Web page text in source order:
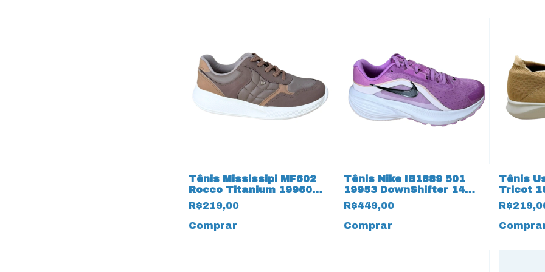
Tênis Mississipi MF602
Rocco Titanium 19960
Amêndoa
R$219,00
Comprar
Tênis Nike IB1889 501
19953 DownShifter 14
Lilás
R$449,00
Comprar
Tênis
Tricot